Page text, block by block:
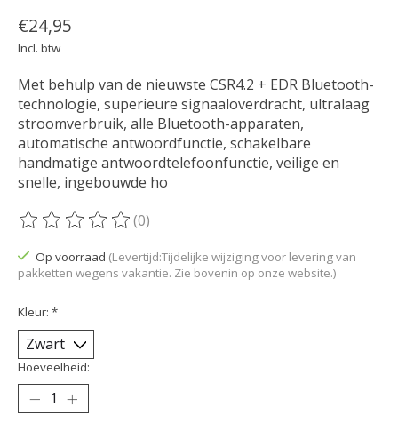
€24,95
Incl. btw
Met behulp van de nieuwste CSR4.2 + EDR Bluetooth-
technologie, superieure signaaloverdracht, ultralaag
stroomverbruik, alle Bluetooth-apparaten,
automatische antwoordfunctie, schakelbare
handmatige antwoordtelefoonfunctie, veilige en
snelle, ingebouwde ho
De beoordeling van dit product is
(0)
Op voorraad (Levertijd:Tijdelijke wijziging voor levering van
pakketten wegens vakantie. Zie bovenin op onze website.)
Kleur: *
Hoeveelheid: